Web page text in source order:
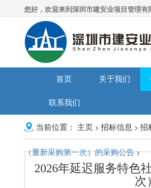
您好，欢迎来到深圳市建安业项目管理有
首页 关于我们
联系我们
当前位置： 主页 > 招标信息 > 招
（重新采购第一次）的采购公告>
2026年延迟服务特色
次